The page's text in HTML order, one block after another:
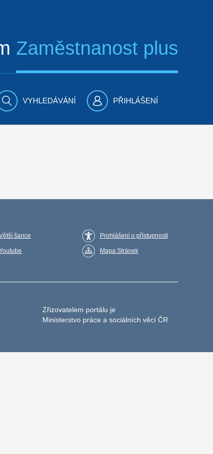
Zaměstnanost plus
VYHLEDÁVÁNÍ PŘIHLÁŠENÍ
šance Prohlášení o přístupnosti
Mapa Stránek
Zřizovatelem portálu je
Ministerstvo práce a sociálních věcí ČR